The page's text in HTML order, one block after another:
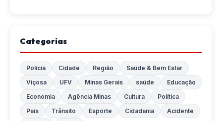
Categorias
Polícia Cidade Região
Saúde & Bem Estar
Viçosa
UFV Minas Gerais saúde
Educação
Economia
Agência Minas Cultura
Política
País
Trânsito Esporte Cidadania
Acidente